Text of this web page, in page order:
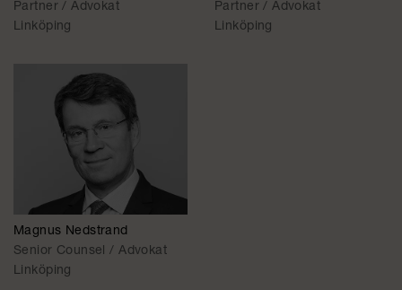
Partner / Advokat
Linköping
Partner / Advokat
Linköping
Magnus Nedstrand
Senior Counsel / Advokat
Linköping